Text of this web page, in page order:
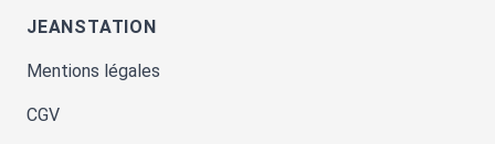
JEANSTATION
Mentions légales
CGV